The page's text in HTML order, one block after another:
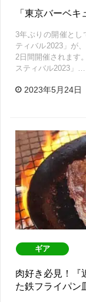
「東京バーベ
3年ぶりの開催とし
ティバル2023」が
2日間開催されます
スティバル2023」…
2023年5月24日
ギア
肉好き必見！
た鉄フライパン